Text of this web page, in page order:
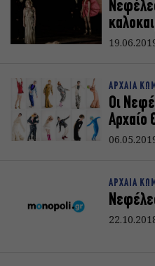
ΑΡΧΑΙΑ
Οι
Αρχαίο
ΑΡΧΑΙΑ